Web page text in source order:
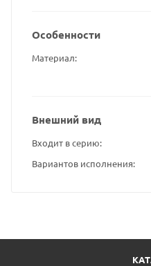
Особенности
Материал
Внешний вид
Входит в серию
Вариантов исполнения